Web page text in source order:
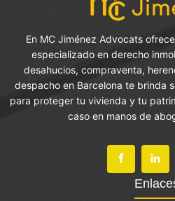
En MC Jiménez Advocats
especializado en derecho
desahucios, compraventa,
despacho en Barcelona te brinda
para proteger tu vivienda y tu
caso en manos de